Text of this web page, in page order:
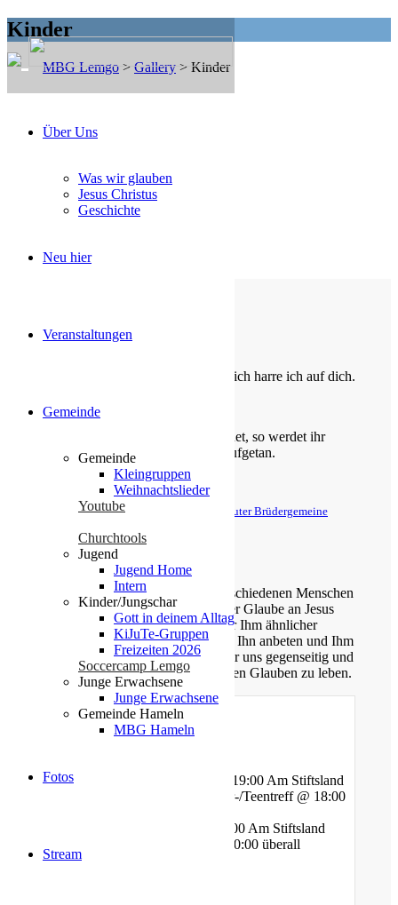
Über Uns
Was wir glauben
Jesus Christus
Geschichte
Neu hier
Veranstaltungen
Gemeinde
Gemeinde
Kleingruppen
Weihnachtslieder
Youtube
Churchtools
Jugend
Jugend Home
Intern
Kinder/Jungschar
Gott in deinem Alltag
KiJuTe-Gruppen
Freizeiten 2026
Soccercamp Lemgo
Junge Erwachsene
Junge Erwachsene
Gemeinde Hameln
MBG Hameln
Fotos
Stream
Kinder
MBG Lemgo > Gallery > Kinder
Kindertag
Die Losung von heute
Du bist der Gott, der mir hilft; täglich harre ich auf dich.
Psalm 25,5
Bittet, so wird euch gegeben; suchet, so werdet ihr
finden; klopfet an, so wird euch aufgetan.
Matthäus 7,7
© Evangelische Brüder-Unität – Herrnhuter Brüdergemeine
Über uns
Unsere Gemeinde besteht aus verschiedenen Menschen
jeden Alters, die eins verbindet: der Glaube an Jesus
Christus. Gemeinsam möchten wir Ihm ähnlicher
werden, Sein Wort kennen lernen, Ihn anbeten und Ihm
nachfolgen. Dabei unterstützen wir uns gegenseitig und
ermutigen uns auch im Alltag diesen Glauben zu leben.
Mittwoch - Bibelstunde @ 19:00 Am Stiftsland
Freitag - Gebet und Kinder-/Teentreff @ 18:00
Freitag - Jugendtreff @ 20:00 Am Stiftsland
Sonntag - Gottesdienst @ 10:00 überall